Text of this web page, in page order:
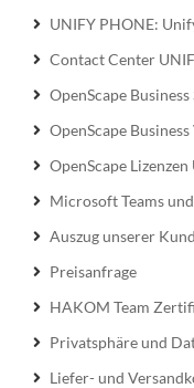
UNIFY PHONE:
Contact Center
OpenScape
OpenScape
OpenScape Lizenzen
Microsoft Teams
Auszug unserer
Preisanfrage
HAKOM Team
Privatsphäre und
Liefer- und